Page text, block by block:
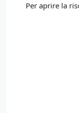
Per aprire la